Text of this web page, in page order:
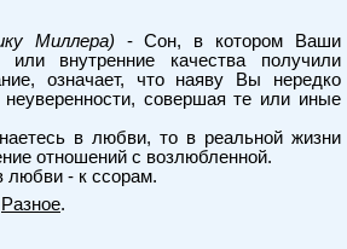
Миллера) - Сон, в котором Ваши
или внутренние качества получили
означает, что наяву Вы нередко
совершая те или иные
в любви, то в реальной жизни
отношений с возлюбленной.
любви - к ссорам.
Разное.